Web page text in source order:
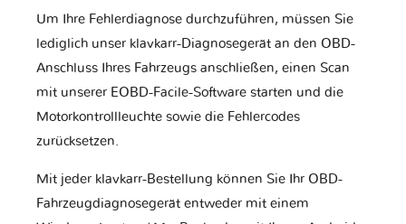
Um Ihre Fehlerdiagnose durchzuführen, müssen Sie
lediglich unser klavkarr-Diagnosegerät an den OBD-
Anschluss Ihres Fahrzeugs anschließen, einen Scan
mit unserer EOBD-Facile-Software starten und die
Motorkontrollleuchte sowie die Fehlercodes
zurücksetzen.
Mit jeder klavkarr-Bestellung können Sie Ihr OBD-
Fahrzeugdiagnosegerät entweder mit einem